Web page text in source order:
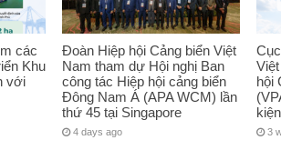
các
Khu
với
Đoàn Hiệp hội Cảng biển Việt
Nam tham dự Hội nghị Ban
công tác Hiệp hội cảng biển
Đông Nam Á (APA WCM) lần
thứ 45 tại Singapore
4 days ago
hội
3